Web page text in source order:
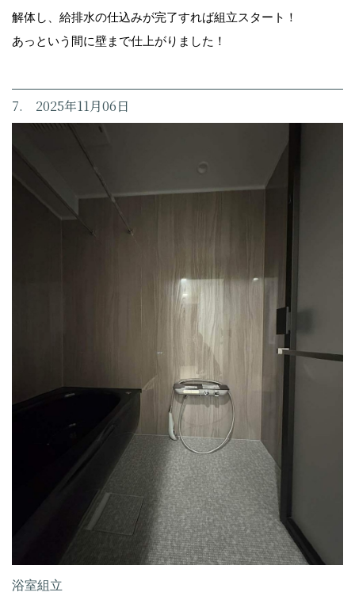
解体し、給排水の仕込みが完了すれば組立スタート！
あっという間に壁まで仕上がりました！
7. 2025年11月06日
浴室組立